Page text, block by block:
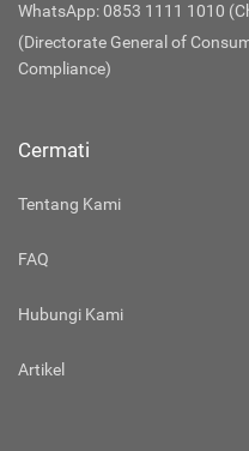
WhatsApp: 0853 1111 1010
(Directorate General of
Compliance)
Cermati
Tentang Kami
FAQ
Hubungi Kami
Artikel